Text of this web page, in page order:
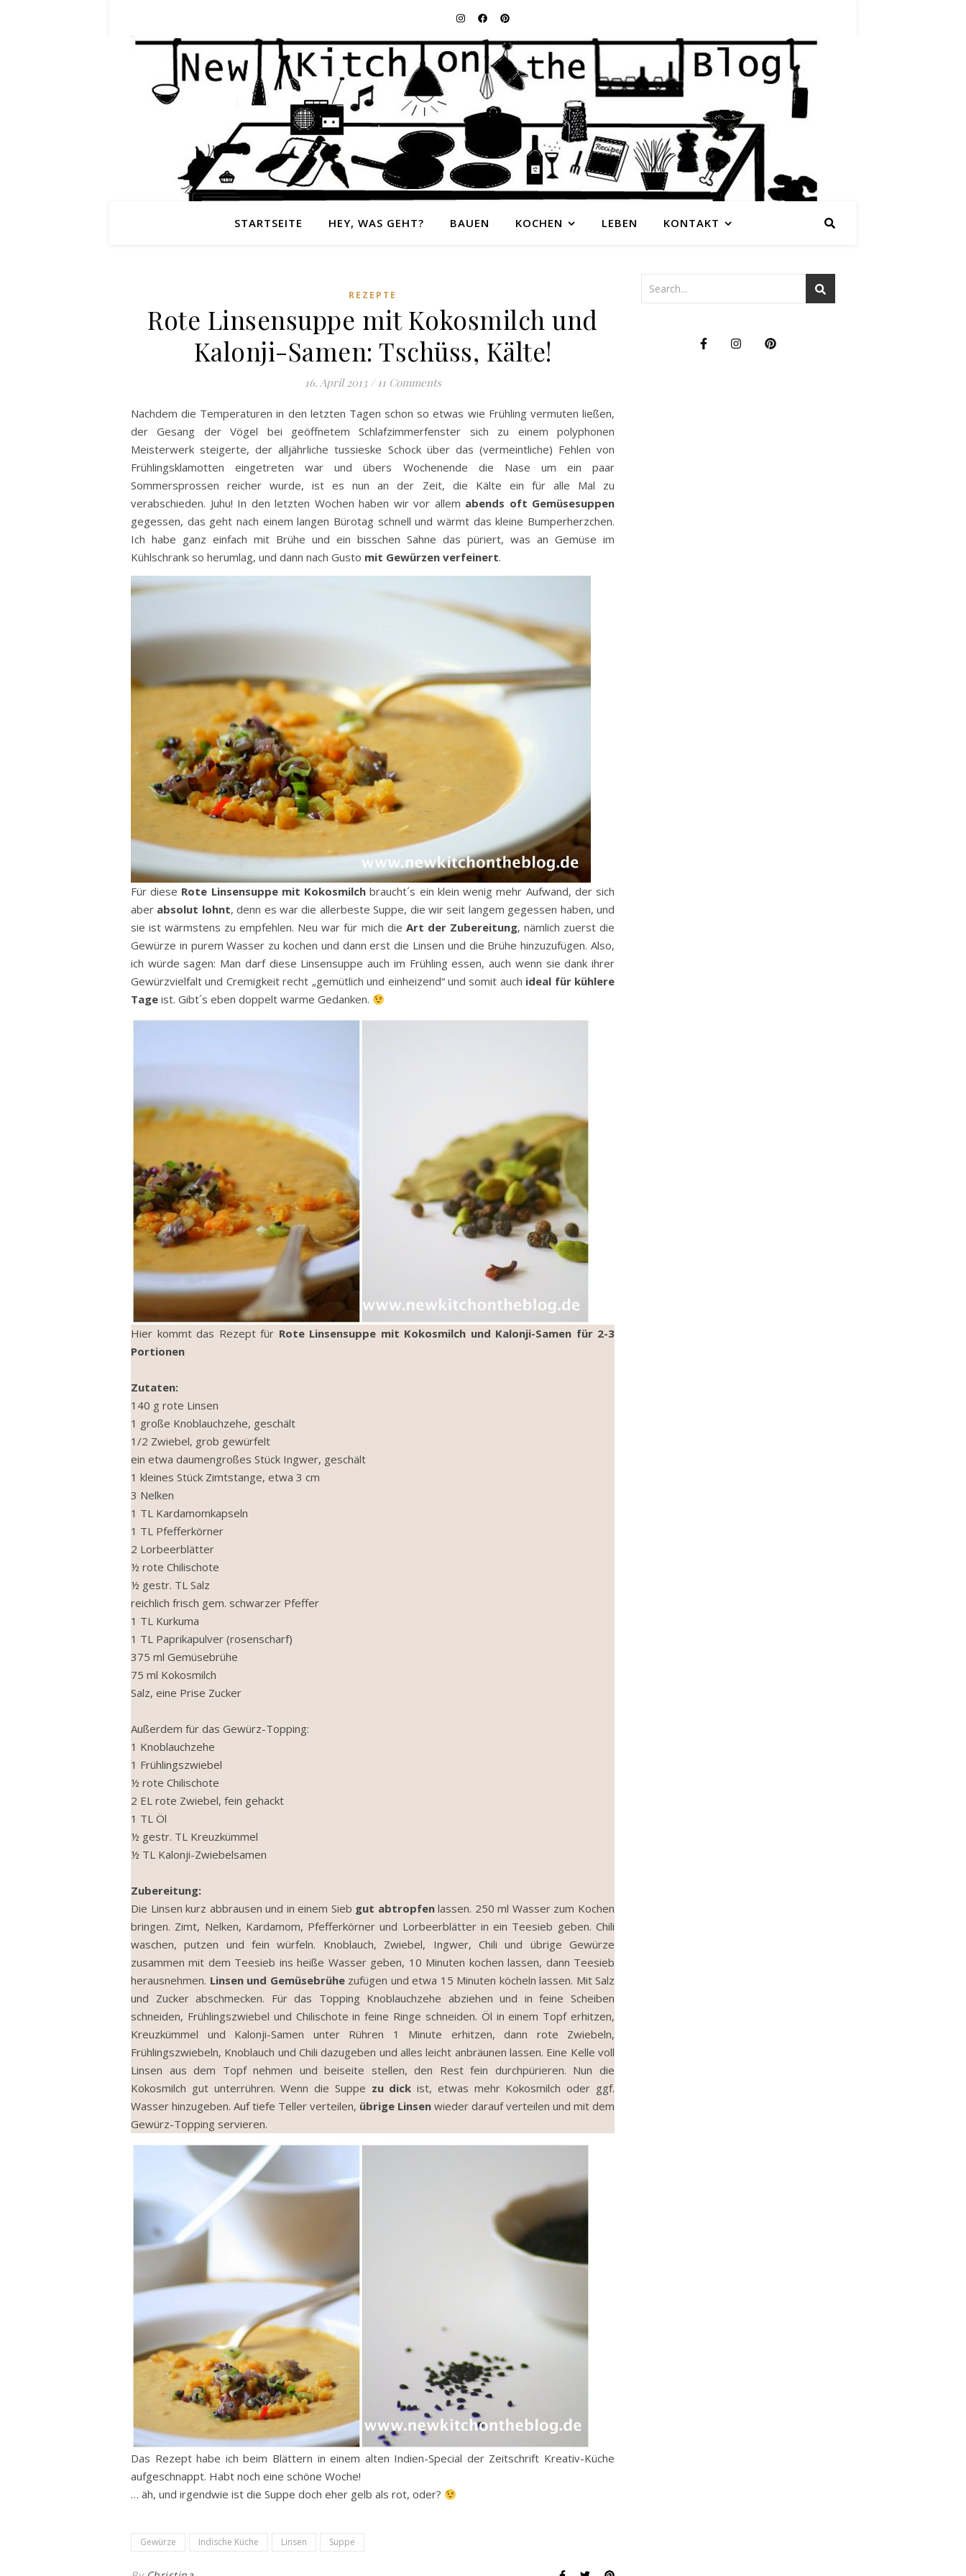
STARTSEITE HEY, WAS GEHT? BAUEN KOCHEN LEBEN KONTAKT
REZEPTE
Rote Linsensuppe mit Kokosmilch und
Kalonji-Samen: Tschüss, Kälte!
16. April 2013 / 11 Comments
Nachdem die Temperaturen in den letzten Tagen schon so etwas wie Frühling vermuten ließen,
der Gesang der Vögel bei geöffnetem Schlafzimmerfenster sich zu einem polyphonen
Meisterwerk steigerte, der alljährliche tussieske Schock über das (vermeintliche) Fehlen von
Frühlingsklamotten eingetreten war und übers Wochenende die Nase um ein paar
Sommersprossen reicher wurde, ist es nun an der Zeit, die Kälte ein für alle Mal zu
verabschieden. Juhu! In den letzten Wochen haben wir vor allem abends oft Gemüsesuppen
gegessen, das geht nach einem langen Bürotag schnell und wärmt das kleine Bumperherzchen.
Ich habe ganz einfach mit Brühe und ein bisschen Sahne das püriert, was an Gemüse im
Kühlschrank so herumlag, und dann nach Gusto mit Gewürzen verfeinert.
Für diese Rote Linsensuppe mit Kokosmilch braucht´s ein klein wenig mehr Aufwand, der sich
aber absolut lohnt, denn es war die allerbeste Suppe, die wir seit langem gegessen haben, und
sie ist wärmstens zu empfehlen. Neu war für mich die Art der Zubereitung, nämlich zuerst die
Gewürze in purem Wasser zu kochen und dann erst die Linsen und die Brühe hinzuzufügen. Also,
ich würde sagen: Man darf diese Linsensuppe auch im Frühling essen, auch wenn sie dank ihrer
Gewürzvielfalt und Cremigkeit recht „gemütlich und einheizend“ und somit auch ideal für kühlere
Tage ist. Gibt´s eben doppelt warme Gedanken.
Hier kommt das Rezept für Rote Linsensuppe mit Kokosmilch und Kalonji-Samen für 2-3
Portionen
Zutaten:
140 g rote Linsen
1 große Knoblauchzehe, geschält
1/2 Zwiebel, grob gewürfelt
ein etwa daumengroßes Stück Ingwer, geschält
1 kleines Stück Zimtstange, etwa 3 cm
3 Nelken
1 TL Kardamomkapseln
1 TL Pfefferkörner
2 Lorbeerblätter
½ rote Chilischote
½ gestr. TL Salz
reichlich frisch gem. schwarzer Pfeffer
1 TL Kurkuma
1 TL Paprikapulver (rosenscharf)
375 ml Gemüsebrühe
75 ml Kokosmilch
Salz, eine Prise Zucker
Außerdem für das Gewürz-Topping:
1 Knoblauchzehe
1 Frühlingszwiebel
½ rote Chilischote
2 EL rote Zwiebel, fein gehackt
1 TL Öl
½ gestr. TL Kreuzkümmel
½ TL Kalonji-Zwiebelsamen
Zubereitung:
Die Linsen kurz abbrausen und in einem Sieb gut abtropfenlassen. 250 ml Wasser zum Kochen
bringen. Zimt, Nelken, Kardamom, Pfefferkörner und Lorbeerblätter in ein Teesieb geben. Chili
waschen, putzen und fein würfeln. Knoblauch, Zwiebel, Ingwer, Chili und übrige Gewürze
zusammen mit dem Teesieb ins heiße Wasser geben, 10 Minuten kochen lassen, dann Teesieb
herausnehmen. Linsen und Gemüsebrühezufügen und etwa 15 Minuten köcheln lassen. Mit Salz
und Zucker abschmecken. Für das Topping Knoblauchzehe abziehen und in feine Scheiben
schneiden, Frühlingszwiebel und Chilischote in feine Ringe schneiden. Öl in einem Topf erhitzen,
Kreuzkümmel und Kalonji-Samen unter Rühren 1 Minute erhitzen, dann rote Zwiebeln,
Frühlingszwiebeln, Knoblauch und Chili dazugeben und alles leicht anbräunen lassen. Eine Kelle voll
Linsen aus dem Topf nehmen und beiseite stellen, den Rest fein durchpürieren. Nun die
Kokosmilch gut unterrühren. Wenn die Suppe zu dick ist, etwas mehr Kokosmilch oder ggf.
Wasser hinzugeben. Auf tiefe Teller verteilen, übrige Linsen wieder darauf verteilen und mit dem
Gewürz-Topping servieren.
Das Rezept habe ich beim Blättern in einem alten Indien-Special der Zeitschrift Kreativ-Küche
aufgeschnappt. Habt noch eine schöne Woche!
… äh, und irgendwie ist die Suppe doch eher gelb als rot, oder?
Gewürze Indische Küche Linsen Suppe